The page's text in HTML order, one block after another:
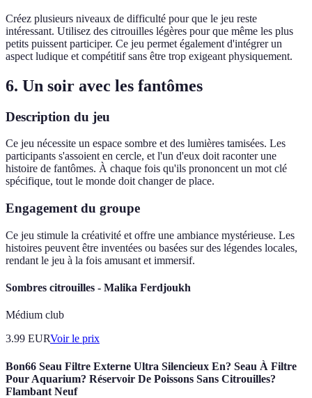
Créez plusieurs niveaux de difficulté pour que le jeu reste
intéressant. Utilisez des citrouilles légères pour que même les plus
petits puissent participer. Ce jeu permet également d'intégrer un
aspect ludique et compétitif sans être trop exigeant physiquement.
6. Un soir avec les fantômes
Description du jeu
Ce jeu nécessite un espace sombre et des lumières tamisées. Les
participants s'assoient en cercle, et l'un d'eux doit raconter une
histoire de fantômes. À chaque fois qu'ils prononcent un mot clé
spécifique, tout le monde doit changer de place.
Engagement du groupe
Ce jeu stimule la créativité et offre une ambiance mystérieuse. Les
histoires peuvent être inventées ou basées sur des légendes locales,
rendant le jeu à la fois amusant et immersif.
Sombres citrouilles - Malika Ferdjoukh
Médium club
3.99 EURVoir le prix
Bon66 Seau Filtre Externe Ultra Silencieux En? Seau À Filtre
Pour Aquarium? Réservoir De Poissons Sans Citrouilles?
Flambant Neuf